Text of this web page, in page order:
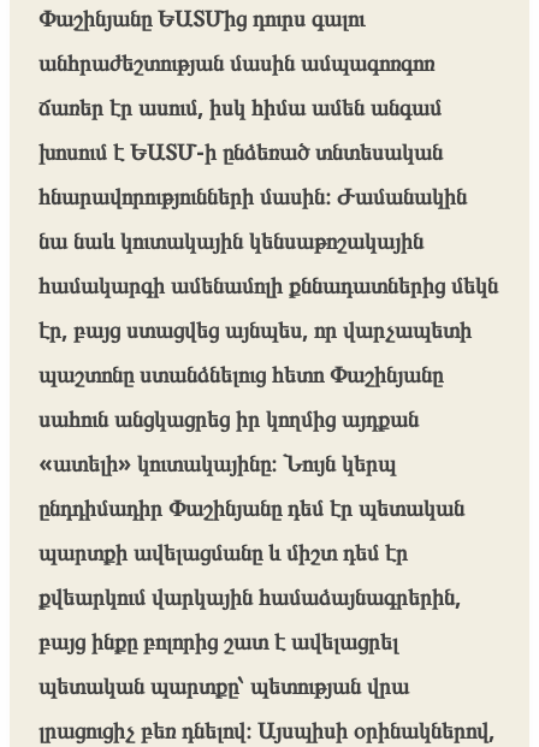
Փաշինյանը ԵԱՏՄից դուրս գալու
անհրաժեշտության մասին ամպագոռգոռ
ճառեր էր ասում, իսկ հիմա ամեն անգամ
խոսում է ԵԱՏՄ-ի ընձեռած տնտեսական
հնարավորությունների մասին։ Ժամանակին
նա նաև կուտակային կենսաթոշակային
համակարգի ամենամոլի քննադատներից մեկն
էր, բայց ստացվեց այնպես, որ վարչապետի
պաշտոնը ստանձնելուց հետո Փաշինյանը
սահուն անցկացրեց իր կողմից այդքան
«ատելի» կուտակայինը։ Նույն կերպ
ընդդիմադիր Փաշինյանը դեմ էր պետական
պարտքի ավելացմանը և միշտ դեմ էր
քվեարկում վարկային համաձայնագրերին,
բայց ինքը բոլորից շատ է ավելացրել
պետական պարտքը՝ պետության վրա
լրացուցիչ բեռ դնելով։ Այսպիսի օրինակներով,